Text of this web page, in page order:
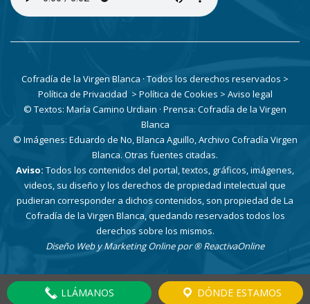
Cofradía de la Virgen Blanca · Todos los derechos reservados >
Política de Privacidad > Política de Cookies > Aviso legal
© Textos: María Camino Urdiain · Prensa: Cofradía de la Virgen
Blanca
© Imágenes: Eduardo de No, Blanca Aguillo, Archivo Cofradía Virgen
Blanca. Otras fuentes citadas.
Aviso: Todos los contenidos del portal, textos, gráficos, imágenes,
videos, su diseño y los derechos de propiedad intelectual que
pudieran corresponder a dichos contenidos, son propiedad de La
Cofradía de la Virgen Blanca, quedando reservados todos los
derechos sobre los mismos.
Diseño Web y Marketing Online por® ReactivaOnline
LLÁMANOS DÓNDE ESTAMOS